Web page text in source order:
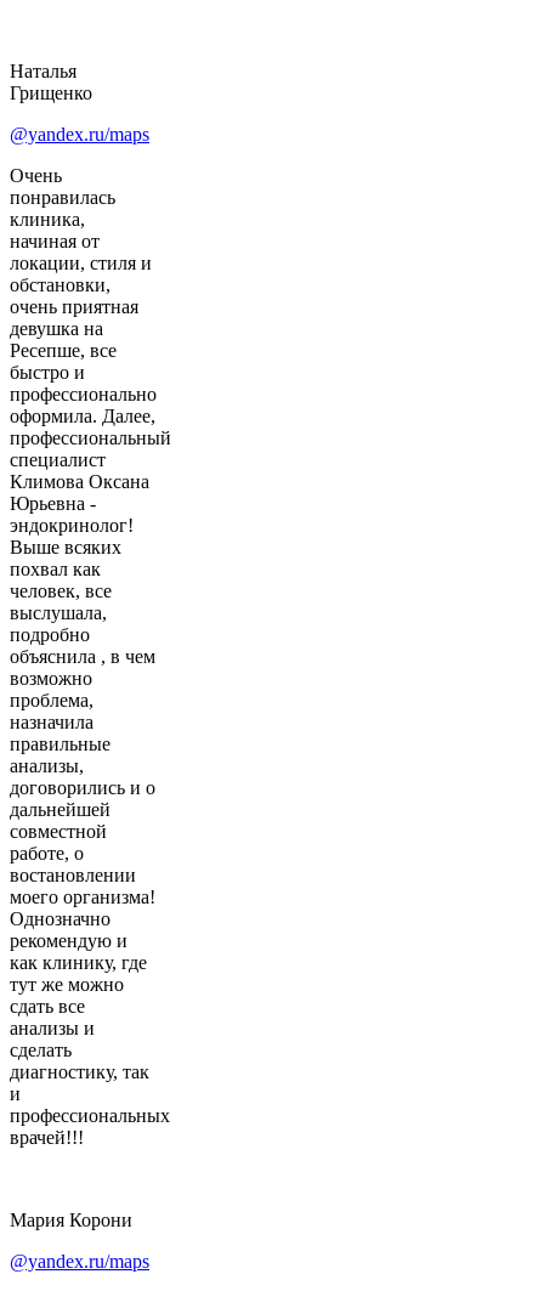
Наталья
Грищенко
@yandex.ru/maps
Очень
понравилась
клиника,
начиная от
локации, стиля и
обстановки,
очень приятная
девушка на
Ресепше, все
быстро и
профессионально
оформила. Далее,
профессиональный
специалист
Климова Оксана
Юрьевна -
эндокринолог!
Выше всяких
похвал как
человек, все
выслушала,
подробно
объяснила , в чем
возможно
проблема,
назначила
правильные
анализы,
договорились и о
дальнейшей
совместной
работе, о
востановлении
моего организма!
Однозначно
рекомендую и
как клинику, где
тут же можно
сдать все
анализы и
сделать
диагностику, так
и
профессиональных
врачей!!!
Мария Корони
@yandex.ru/maps